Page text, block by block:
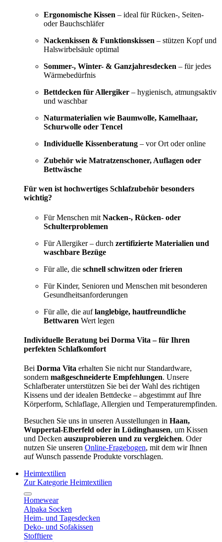
Ergonomische Kissen – ideal für Rücken-, Seiten-
oder Bauchschläfer
Nackenkissen & Funktionskissen – stützen Kopf und
Halswirbelsäule optimal
Sommer-, Winter- & Ganzjahresdecken – für jedes
Wärmebedürfnis
Bettdecken für Allergiker – hygienisch, atmungsaktiv
und waschbar
Naturmaterialien wie Baumwolle, Kamelhaar,
Schurwolle oder Tencel
Individuelle Kissenberatung – vor Ort oder online
Zubehör wie Matratzenschoner, Auflagen oder
Bettwäsche
Für wen ist hochwertiges Schlafzubehör besonders
wichtig?
Für Menschen mit Nacken-, Rücken- oder
Schulterproblemen
Für Allergiker – durch zertifizierte Materialien und
waschbare Bezüge
Für alle, die schnell schwitzen oder frieren
Für Kinder, Senioren und Menschen mit besonderen
Gesundheitsanforderungen
Für alle, die auflanglebige, hautfreundliche
Bettwaren Wert legen
Individuelle Beratung bei Dorma Vita – für Ihren
perfekten Schlafkomfort
Bei Dorma Vita erhalten Sie nicht nur Standardware,
sondern maßgeschneiderte Empfehlungen. Unsere
Schlafberater unterstützen Sie bei der Wahl des richtigen
Kissens und der idealen Bettdecke – abgestimmt auf Ihre
Körperform, Schlaflage, Allergien und Temperaturempfinden.
Besuchen Sie uns in unseren Ausstellungen in Haan,
Wuppertal-Elberfeld oder in Lüdinghausen, um Kissen
und Decken auszuprobieren und zu vergleichen. Oder
nutzen Sie unseren Online-Fragebogen, mit dem wir Ihnen
auf Wunsch passende Produkte vorschlagen.
Heimtextilien
Zur Kategorie Heimtextilien
Homewear
Alpaka Socken
Heim- und Tagesdecken
Deko- und Sofakissen
Stofftiere